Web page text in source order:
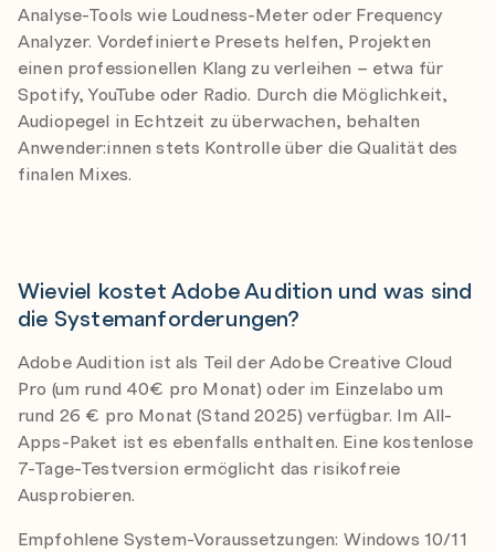
Analyse-Tools wie Loudness-Meter oder Frequency
Analyzer. Vordefinierte Presets helfen, Projekten
einen professionellen Klang zu verleihen – etwa für
Spotify, YouTube oder Radio. Durch die Möglichkeit,
Audiopegel in Echtzeit zu überwachen, behalten
Anwender:innen stets Kontrolle über die Qualität des
finalen Mixes.
Wieviel kostet Adobe Audition und was sind
die Systemanforderungen?
Adobe Audition ist als Teil der Adobe Creative Cloud
Pro (um rund 40€ pro Monat) oder im Einzelabo um
rund 26 € pro Monat (Stand 2025) verfügbar. Im All-
Apps-Paket ist es ebenfalls enthalten. Eine kostenlose
7-Tage-Testversion ermöglicht das risikofreie
Ausprobieren.
Empfohlene System-Voraussetzungen: Windows 10/11